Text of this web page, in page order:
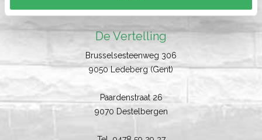
De Vertelling
Brusselsesteenweg 306
9050 Ledeberg (Gent)
Paardenstraat 26
9070 Destelbergen